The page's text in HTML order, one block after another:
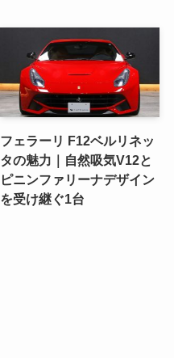
フェラーリ F12ベルリネッ
タの魅力｜自然吸気V12と
ピニンファリーナデザイン
を受け継ぐ1台